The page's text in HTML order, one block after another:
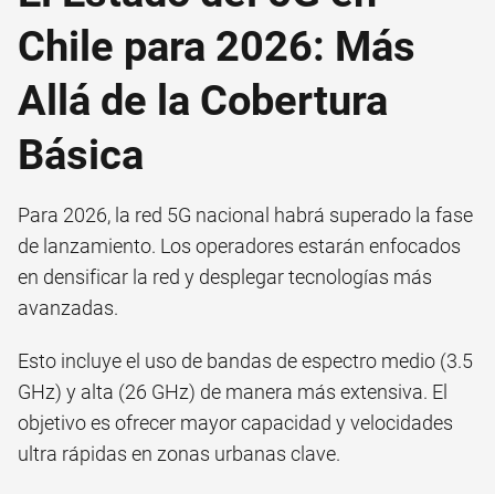
Chile para 2026: Más
Allá de la Cobertura
Básica
Para 2026, la red 5G nacional habrá superado la fase
de lanzamiento. Los operadores estarán enfocados
en densificar la red y desplegar tecnologías más
avanzadas.
Esto incluye el uso de bandas de espectro medio (3.5
GHz) y alta (26 GHz) de manera más extensiva. El
objetivo es ofrecer mayor capacidad y velocidades
ultra rápidas en zonas urbanas clave.